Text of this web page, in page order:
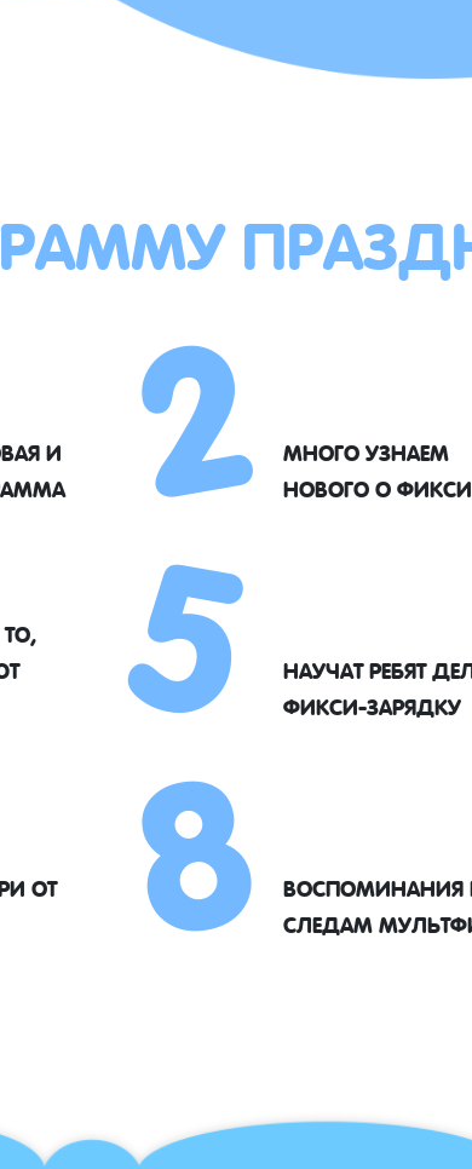
И
2МНОГО УЗНАЕМ
НОВОГО О
5НАУЧАТ РЕБЯТ
ФИКСИ-ЗАРЯДКУ
ОТ
8ВОСПОМИНАНИЯ
СЛЕДАМ